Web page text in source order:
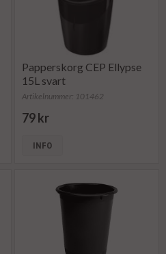
Papperskorg CEP Ellypse
15L svart
Artikelnummer: 101462
79 kr
INFO